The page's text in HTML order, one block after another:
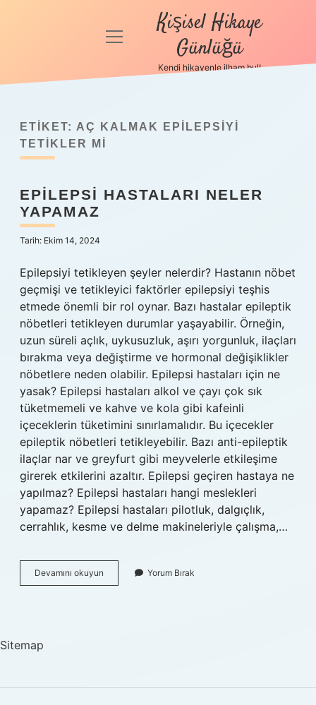
Anasayfa
Politikası
Yasal Uyarı
Hakkımızda
menüyü
Kişisel Hikaye
Günlüğü
Kendi hikayenle ilham bul!
ETIKET: AÇ KALMAK EPILEPSIYI
TETIKLER MI
EPILEPSI HASTALARI NELER
YAPAMAZ
Tarih: Ekim 14, 2024
Epilepsiyi tetikleyen şeyler nelerdir? Hastanın nöbet
geçmişi ve tetikleyici faktörler epilepsiyi teşhis
etmede önemli bir rol oynar. Bazı hastalar epileptik
nöbetleri tetikleyen durumlar yaşayabilir. Örneğin,
uzun süreli açlık, uykusuzluk, aşırı yorgunluk, ilaçları
bırakma veya değiştirme ve hormonal değişiklikler
nöbetlere neden olabilir. Epilepsi hastaları için ne
yasak? Epilepsi hastaları alkol ve çayı çok sık
tüketmemeli ve kahve ve kola gibi kafeinli
içeceklerin tüketimini sınırlamalıdır. Bu içecekler
epileptik nöbetleri tetikleyebilir. Bazı anti-epileptik
ilaçlar nar ve greyfurt gibi meyvelerle etkileşime
girerek etkilerini azaltır. Epilepsi geçiren hastaya ne
yapılmaz? Epilepsi hastaları hangi meslekleri
yapamaz? Epilepsi hastaları pilotluk, dalgıçlık,
cerrahlık, kesme ve delme makineleriyle çalışma,…
Devamını okuyun
Hastaları
Yorum Bırak
Sitemap